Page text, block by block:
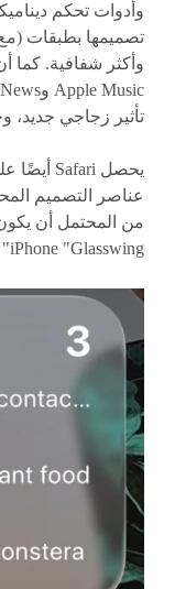
وأدوات تحكم
تصميمها بطبقات
وأكثر شفافية. كما
تأثير زجاجي جديد،
عناصر التصميم
من المحتمل أن
iPhone "Glasswing" الكل زجاج المتوقع في عام 2027.